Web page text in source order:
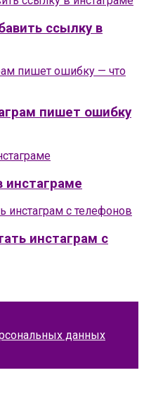
ссылку в
пишет ошибку
инстаграме
инстаграм с
данных